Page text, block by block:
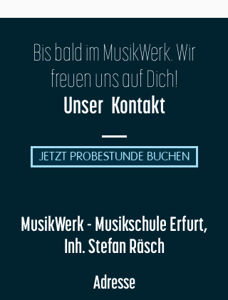
Bis bald im MusikWerk. Wir
freuen uns auf Dich!
Unser Kontakt
JETZT PROBESTUNDE BUCHEN
MusikWerk - Musikschule Erfurt,
Inh. Stefan Räsch
Adresse